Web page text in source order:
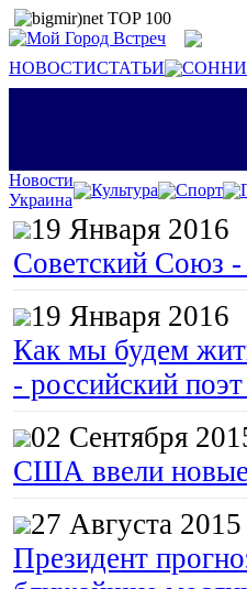
НОВОСТИСТАТЬИ
Новости
Украина
Культура Спорт
19 Января 2016
Советский Союз -
19 Января 2016
Как мы будем
- российский
02 Сентября
США ввели новые
27 Августа 2015
Президент